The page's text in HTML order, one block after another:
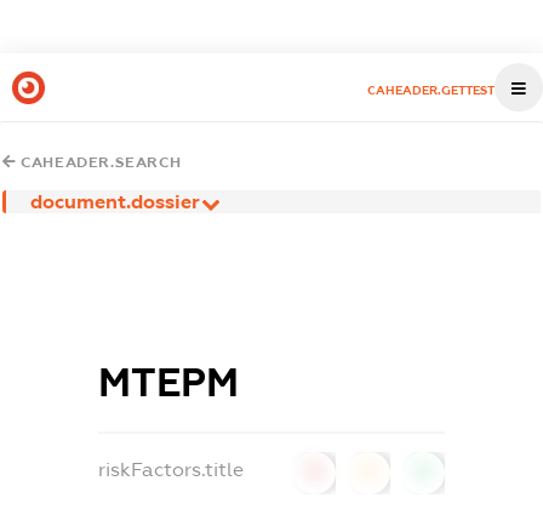
CAHEADER.GETTEST
CAHEADER.SEARCH
document.dossier
МТЕРМ
riskFactors.title